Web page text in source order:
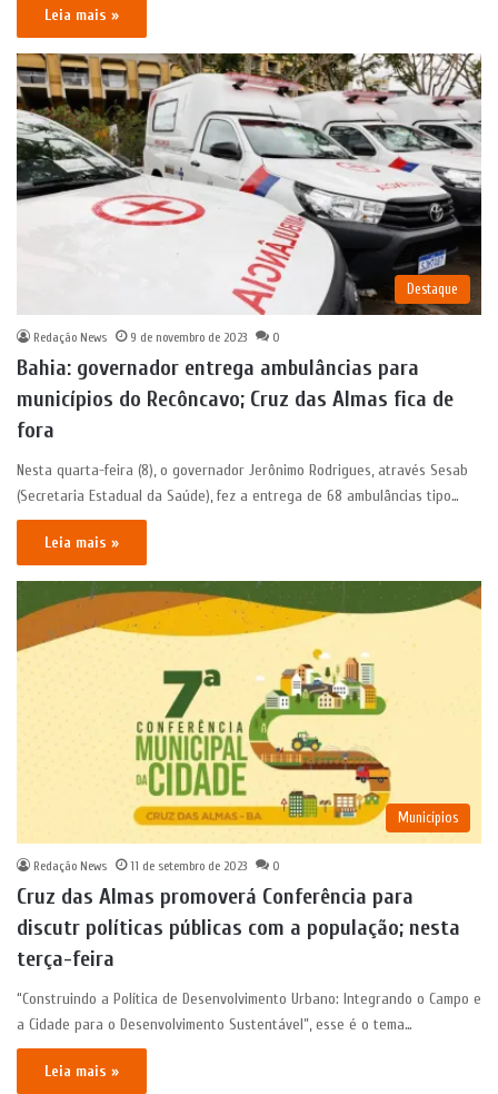
Leia mais »
Destaque
Redação News 9 de novembro de 2023 0
Bahia: governador entrega ambulâncias para
municípios do Recôncavo; Cruz das Almas fica de
fora
Nesta quarta-feira (8), o governador Jerônimo Rodrigues, através Sesab
(Secretaria Estadual da Saúde), fez a entrega de 68 ambulâncias tipo…
Leia mais »
Municípios
Redação News 11 de setembro de 2023 0
Cruz das Almas promoverá Conferência para
discutr políticas públicas com a população; nesta
terça-feira
“Construindo a Política de Desenvolvimento Urbano: Integrando o Campo e
a Cidade para o Desenvolvimento Sustentável”, esse é o tema…
Leia mais »